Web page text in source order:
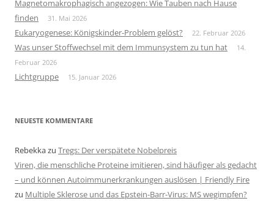
Magnetomakrophagisch angezogen: Wie Tauben nach Hause
finden
31. Mai 2026
Eukaryogenese: Königskinder-Problem gelöst? 22. Februar 2026
Was unser Stoffwechsel mit dem Immunsystem zu tun hat
14.
Februar 2026
Lichtgruppe 15. Januar 2026
NEUESTE KOMMENTARE
Rebekkazu Tregs: Der verspätete Nobelpreis
Viren, die menschliche Proteine imitieren, sind häufiger als gedacht
– und können Autoimmunerkrankungen auslösen | Friendly Fire
zu Multiple Sklerose und das Epstein-Barr-Virus: MS wegimpfen?